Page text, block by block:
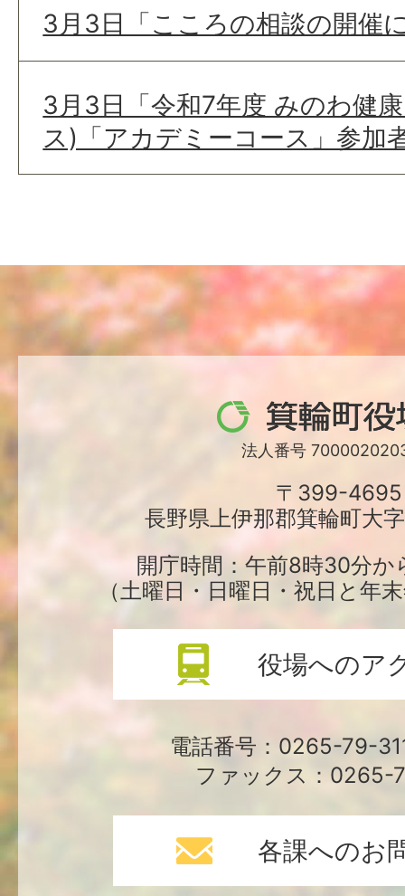
3月3日「こころの相談の開催
3月3日「令和7年度 みのわ健
ス)「アカデミーコース」参加
箕
輪
役
場
法人番号
〒399-4695
長野県上伊那郡箕輪町大
開庁時間：午前8時30分か
（土曜日・日曜日・祝日と年
役場へのア
電話番号：0265-79-
ファックス：0265-
各課へのお